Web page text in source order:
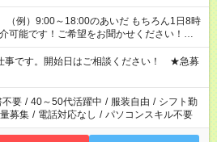
（例）9:00～18:00のあいだ もちろん1日8時
可能です！ご希望をお聞かせください！★家
必要な場合も遠慮なくご相談ください。 ※
勤務が必要です
事です。開始日はご相談ください！ ★急募
不要 / 40～50代活躍中 / 服装自由 / シフト勤
募集 / 電話対応なし / パソコンスキル不要